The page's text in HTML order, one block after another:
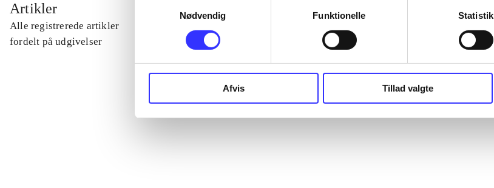
Nødvendig
Funktionelle Statistik
Afvis Tillad valgte
Artikler
Alle registrerede artikler
fordelt på udgivelser
...
...